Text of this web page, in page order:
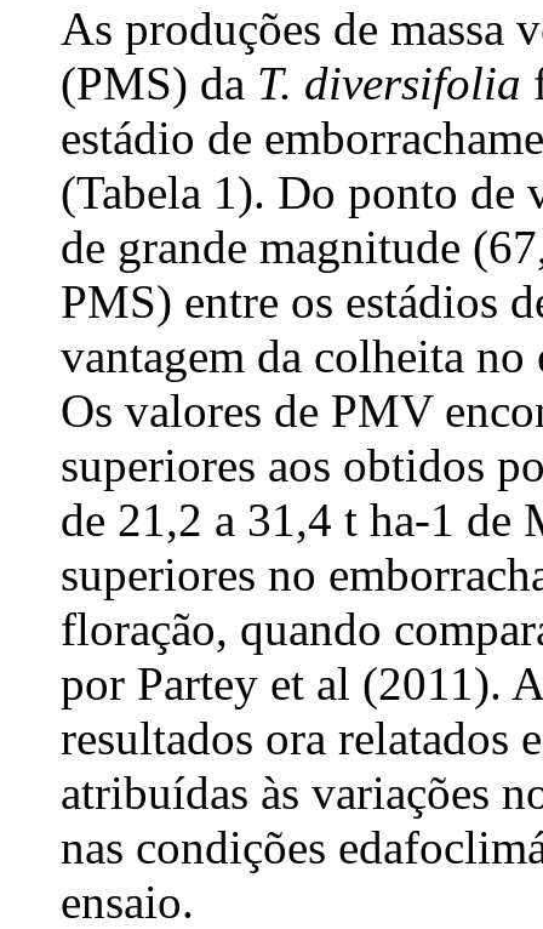
As produções de massa
(PMS) da T. diversifolia
estádio de
(Tabela 1). Do ponto de
de grande magnitude
PMS) entre os estádios
vantagem da colheita no
Os valores de PMV
superiores aos obtidos
de 21,2 a 31,4 t ha-1 de
superiores no
floração, quando
por Partey et al (2011).
resultados ora relatados
atribuídas às variações
nas condições
ensaio.